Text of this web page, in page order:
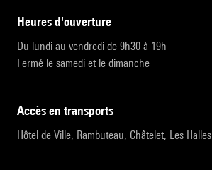
heures d'ouverture
Du lundi au vendredi de 9h30 à 19h
Fermé le samedi et le dimanche
accès en transports
Hôtel de Ville, Rambuteau, Châtelet, Les Halles